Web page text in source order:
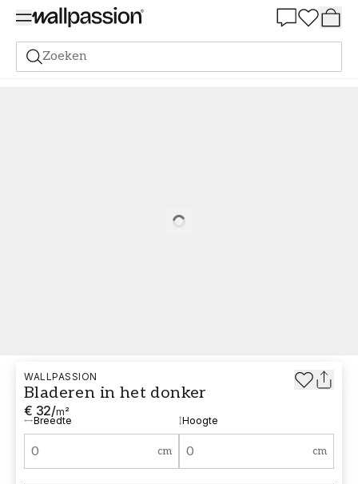
Zoeken
Wandmotive Botanisch Bladeren in het donker
WALLPASSION
Bladeren in het donker
€ 32/m²
Breedte Hoogte
cm cm